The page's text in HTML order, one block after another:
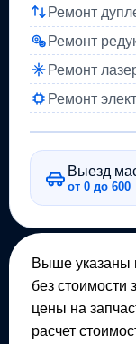
Ремонт
Ремонт
Ремонт
Ремонт
Выезд
от 0 до 600
Выше указаны
без стоимости
цены на
расчет